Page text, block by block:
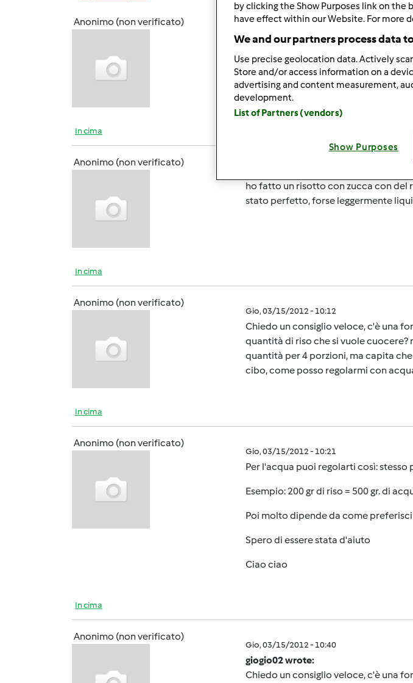
Anonimo (non verificato)
ciao a tutti e grazie se qualcuno
notato che tutti quelli che ho visto le
rispondera
In cima
Anonimo (non verificato)
ho fatto un risotto con zucca con del
stato perfetto, forse leggermente
In cima
Anonimo (non verificato)
Gio, 03/15/2012 - 10:12
Chiedo un consiglio veloce, c'è una
quantità di riso che si vuole
quantità per 4 porzioni, ma capita
cibo, come posso regolarmi con
In cima
Anonimo (non verificato)
Gio, 03/15/2012 - 10:21
Per l'acqua puoi regolarti così: stesso
Esempio: 200 gr di riso = 500 gr. di
Poi molto dipende da come
Spero di essere stata d'aiuto
Ciao ciao
In cima
Anonimo (non verificato)
Gio, 03/15/2012 - 10:40
giogio02 wrote:
Chiedo un consiglio veloce, c'è una
by clicking the Show Purposes link on the
have effect within our Website. For more
We and our partners process data
Use precise geolocation data. Actively
Store and/or access information on a
advertising and content measurement,
development.
List of Partners (vendors)
Show Purposes